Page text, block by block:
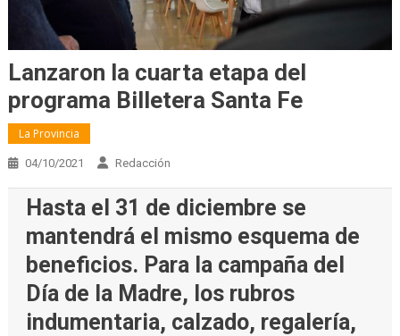
Lanzaron la cuarta etapa del
programa Billetera Santa Fe
La Provincia
04/10/2021 Redacción
Hasta el 31 de diciembre se
mantendrá el mismo esquema de
beneficios. Para la campaña del
Día de la Madre, los rubros
indumentaria, calzado, regalería,